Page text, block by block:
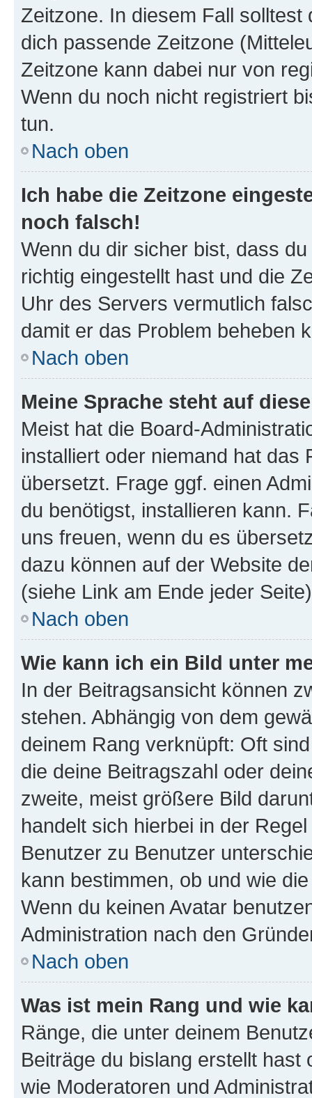
Zeitzone. In diesem Fall solltest
dich passende Zeitzone
Zeitzone kann dabei nur von
Wenn du noch nicht registriert
tun.
Nach oben
Ich habe die Zeitzone
noch falsch!
Wenn du dir sicher bist, dass
richtig eingestellt hast und die
Uhr des Servers vermutlich
damit er das Problem beheben
Nach oben
Meine Sprache steht auf
Meist hat die Board-
installiert oder niemand hat das
übersetzt. Frage ggf. einen
du benötigst, installieren kann.
uns freuen, wenn du es
dazu können auf der Website
(siehe Link am Ende jeder
Nach oben
Wie kann ich ein Bild unter
In der Beitragsansicht können
stehen. Abhängig von dem
deinem Rang verknüpft: Oft
die deine Beitragszahl oder
zweite, meist größere Bild
handelt sich hierbei in der
Benutzer zu Benutzer
kann bestimmen, ob und wie
Wenn du keinen Avatar
Administration nach den
Nach oben
Was ist mein Rang und wie
Ränge, die unter deinem
Beiträge du bislang erstellt
wie Moderatoren und